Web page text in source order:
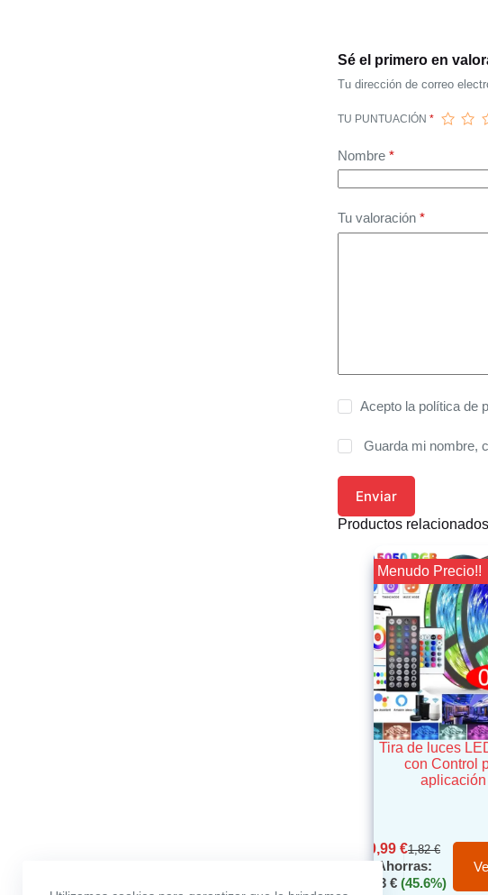
Sé el primero en
Tu dirección de correo
TU PUNTUACIÓN *
Nombre*
Tu valoración *
Acepto la política de
Guarda mi nombre,
Enviar
Productos relacionados
¡¡ Menudo Precio!!
Tira de luces
con Control
aplicación
1,82€
0,99 €
Ahorras:
0,83€ (45.6%)